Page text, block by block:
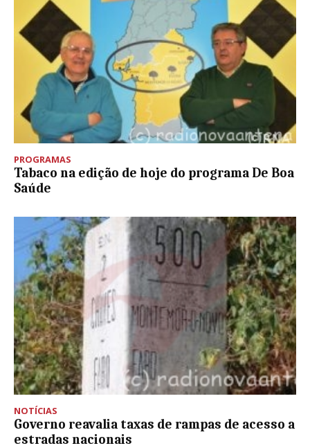
PROGRAMAS
Tabaco na edição de hoje do programa De Boa
Saúde
NOTÍCIAS
Governo reavalia taxas de rampas de acesso a
estradas nacionais